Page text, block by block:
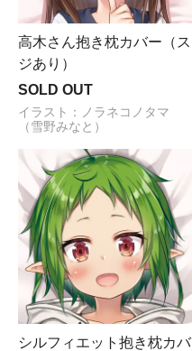
高木さん抱き枕カバー（ス
ジあり）
SOLD OUT
イラスト：ノラネコノタマ
（雪野みなと）
シルフィエット抱き枕カバ